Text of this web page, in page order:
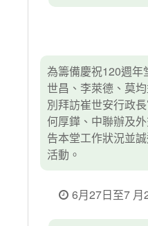
為籌備慶祝120週年
世昌、李萊德、莫
別拜訪崔世安行政
何厚鏵、中聯辦及
告本堂工作狀況並
活動。
6月27日至7 月